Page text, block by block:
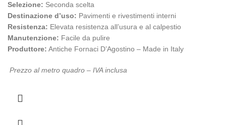
Selezione: Seconda scelta
Destinazione d’uso: Pavimenti e rivestimenti interni
Resistenza: Elevata resistenza all’usura e al calpestio
Manutenzione: Facile da pulire
Produttore: Antiche Fornaci D’Agostino – Made in Italy
Prezzo al metro quadro – IVA inclusa